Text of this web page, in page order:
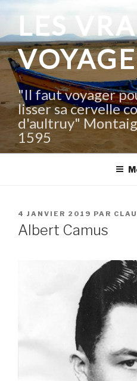
contenu
principal
LES
"Il faut voyager
lisser sa cervelle
d'aultruy"
1595
PUBLIÉ
LE
4 JANVIER 2019 PAR
Albert Camus